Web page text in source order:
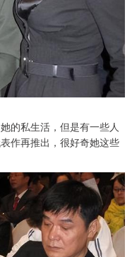
的私生活，但是有一些人
作再推出，很好奇她这些